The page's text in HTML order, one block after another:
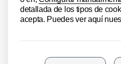
Contratos
Incoterms 2020